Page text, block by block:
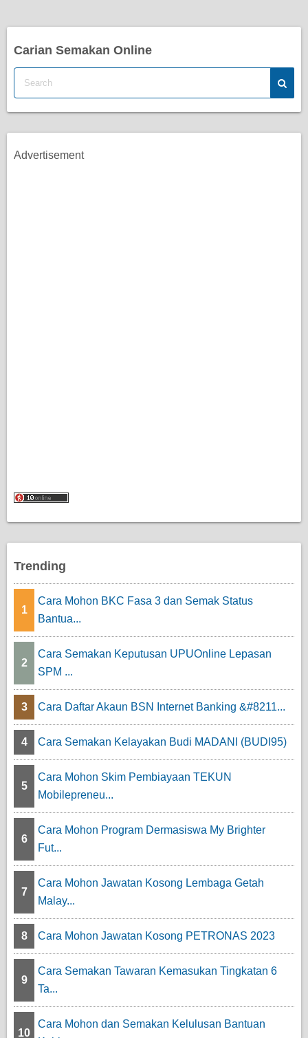
Carian Semakan Online
Advertisement
Trending
1
Cara Mohon BKC Fasa 3 dan Semak Status
Bantua...
2
Cara Semakan Keputusan UPUOnline Lepasan
SPM ...
3 Cara Daftar Akaun BSN Internet Banking &#8211...
4 Cara Semakan Kelayakan Budi MADANI (BUDI95)
5
Cara Mohon Skim Pembiayaan TEKUN
Mobilepreneu...
6
Cara Mohon Program Dermasiswa My Brighter
Fut...
7
Cara Mohon Jawatan Kosong Lembaga Getah
Malay...
8 Cara Mohon Jawatan Kosong PETRONAS 2023
9
Cara Semakan Tawaran Kemasukan Tingkatan 6
Ta...
10
Cara Mohon dan Semakan Kelulusan Bantuan